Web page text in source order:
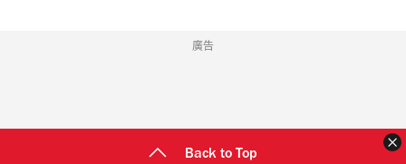
廣告
Back to Top